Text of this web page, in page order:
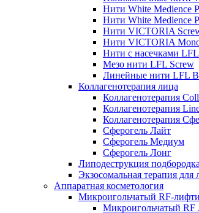
Нити White Medience
Нити White Medience
Нити VICTORIA
Нити VICTORIA
Нити с насечками
Мезо нити LFL Screw
Линейные нити LFL
Коллагенотерапия лица
Коллагенотерапия
Коллагенотерапия
Коллагенотерапия
Сферогель Лайт
Сферогель Медиум
Сферогель Лонг
Липодеструкция подбородка
Экзосомальная терапия для
Аппаратная косметология
Микроигольчатый RF-
Микроигольчатый RF